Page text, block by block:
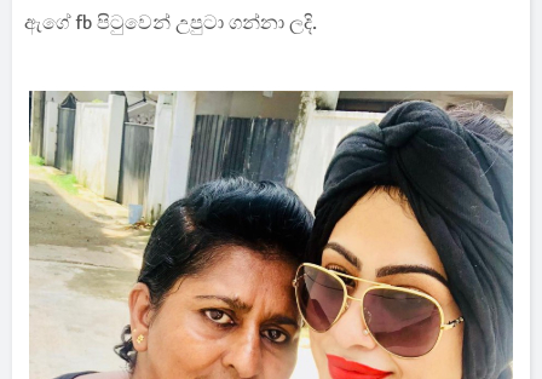
ඇගේ fb පිටුවෙන් උපුටා ගන්නා ලදි.